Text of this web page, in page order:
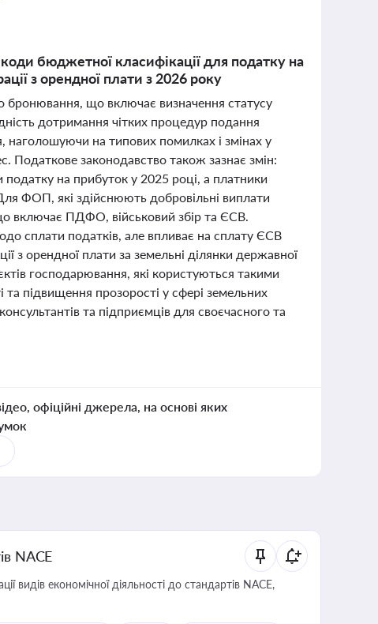
бюджетної класифікації для податку на
з орендної плати з 2026 року
бронювання, що включає визначення статусу
дотримання чітких процедур подання
наголошуючи на типових помилках і змінах у
Податкове законодавство також зазнає змін:
на прибуток у 2025 році, а платники
ФОП, які здійснюють добровільні виплати
включає ПДФО, військовий збір та ЄСВ.
сплати податків, але впливає на сплату ЄСВ
орендної плати за земельні ділянки державної
господарювання, які користуються такими
та підвищення прозорості у сфері земельних
та підприємців для своєчасного та
офіційні джерела, на основі яких
NACE
видів економічної діяльності до стандартів NACE,